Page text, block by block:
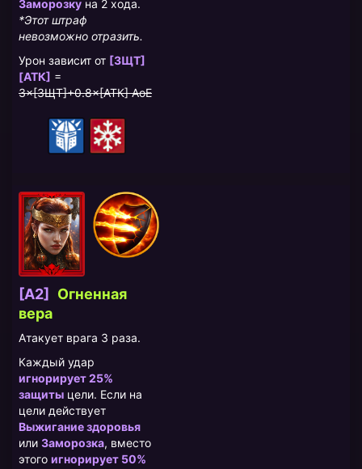
Заморозку на 2 хода.
*Этот штраф
невозможно отразить.
Урон зависит от [ЗЩТ]
[АТК] =
3×[ЗЩТ]+0.8×[АТК] AoE
[A2]
Огненная
вера
Атакует врага 3 раза.
Каждый удар
игнорирует 25%
защиты цели. Если на
цели действует
Выжигание здоровья
или Заморозка, вместо
этого игнорирует 50%